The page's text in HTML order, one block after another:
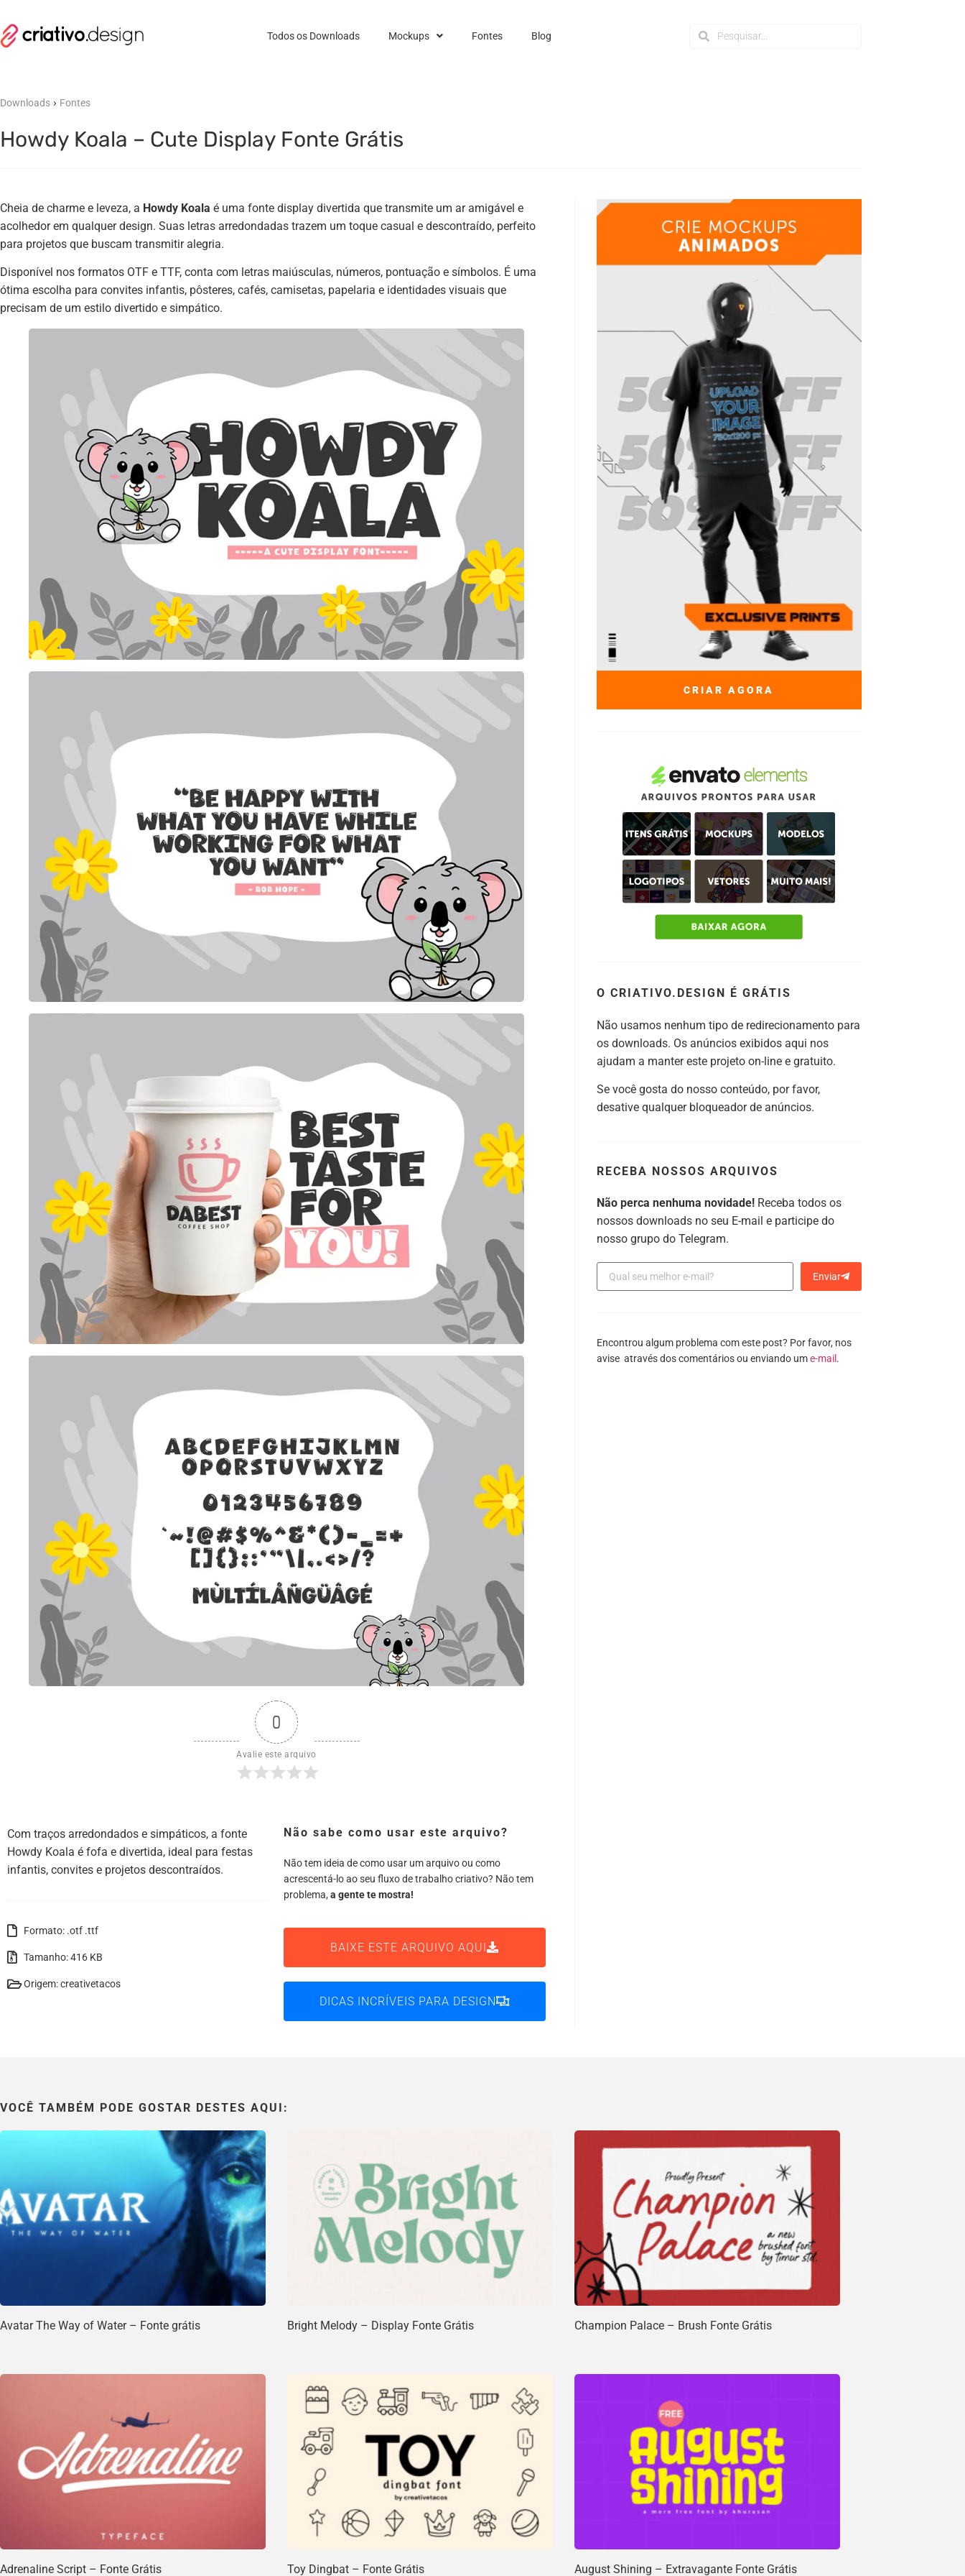
Todos os Downloads Mockups Fontes Blog
Downloads › Fontes
Howdy Koala – Cute Display Fonte Grátis
Cheia de charme e leveza, a Howdy Koala é uma fonte display divertida que transmite um ar amigável e
acolhedor em qualquer design. Suas letras arredondadas trazem um toque casual e descontraído, perfeito
para projetos que buscam transmitir alegria.
Disponível nos formatos OTF e TTF, conta com letras maiúsculas, números, pontuação e símbolos. É uma
ótima escolha para convites infantis, pôsteres, cafés, camisetas, papelaria e identidades visuais que
precisam de um estilo divertido e simpático.
0
Avalie este arquivo
Com traços arredondados e simpáticos, a fonte
Howdy Koala é fofa e divertida, ideal para festas
infantis, convites e projetos descontraídos.
Formato: .otf .ttf
Tamanho: 416 KB
Origem: creativetacos
Não sabe como usar este arquivo?
Não tem ideia de como usar um arquivo ou como
acrescentá-lo ao seu fluxo de trabalho criativo? Não tem
problema, a gente te mostra!
BAIXE ESTE ARQUIVO AQUI
DICAS INCRÍVEIS PARA DESIGN
CRIAR AGORA
O CRIATIVO.DESIGN É GRÁTIS
Não usamos nenhum tipo de redirecionamento para
os downloads. Os anúncios exibidos aqui nos
ajudam a manter este projeto on-line e gratuito.
Se você gosta do nosso conteúdo, por favor,
desative qualquer bloqueador de anúncios.
RECEBA NOSSOS ARQUIVOS
Não perca nenhuma novidade!Receba todos os
nossos downloads no seu E-mail e participe do
nosso grupo do Telegram.
Enviar
Encontrou algum problema com este post? Por favor, nos
avise através dos comentários ou enviando ume-mail .
VOCÊ TAMBÉM PODE GOSTAR DESTES AQUI:
Avatar The Way of Water – Fonte grátis Bright Melody – Display Fonte Grátis Champion Palace – Brush Fonte Grátis
Adrenaline Script – Fonte Grátis Toy Dingbat – Fonte Grátis August Shining – Extravagante Fonte Grátis